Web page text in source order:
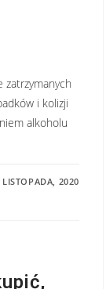
zatrzymanych
i kolizji
alkoholu
LISTOPADA, 2020